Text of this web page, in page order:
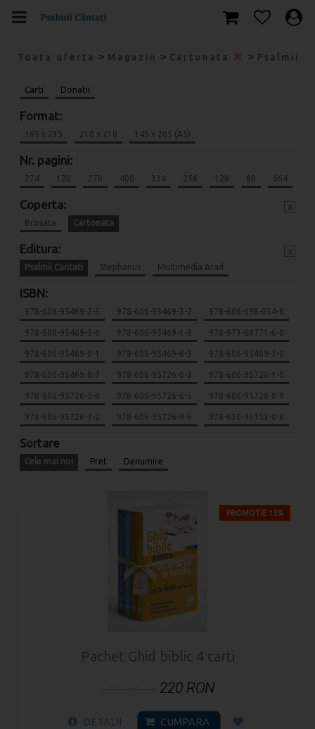
Toata oferta > Magazin > Cartonata > Psalmii
Carti Donatii
Format:
165 x 235 210 x 210 145 x 205 (A5)
Nr. pagini:
274 120 270 400 334 256 120 80 664
Coperta:
Brosata Cartonata
Editura:
Psalmii Cantati Stephanus Multimedia Arad
ISBN:
978-606-95469-2-5 978-606-95469-3-2 978-606-698-054-8
978-606-95469-5-6 978-606-95469-1-8 978-973-88771-6-0
978-606-95469-0-1 978-606-95469-6-3 978-606-95469-7-0
978-606-95469-8-7 978-606-95726-0-3 978-606-95726-1-0
978-606-95726-5-8 978-606-95726-6-5 978-606-95726-8-9
978-606-95726-7-2 978-606-95726-9-6 978-630-95153-0-8
Sortare
Cele mai noi Pret Denumire
PROMOTIE 15%
Pachet Ghid biblic 4 carti
220 RON
DETALII CUMPARA